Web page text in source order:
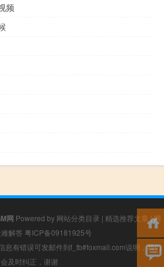
频
网 Powered by 网站分类目录 | 精选推荐文章 |网
解答 粤ICP备09181925号
息有错误可发邮件到f_fb#foxmail.com说明，我们
会及时纠正，谢谢